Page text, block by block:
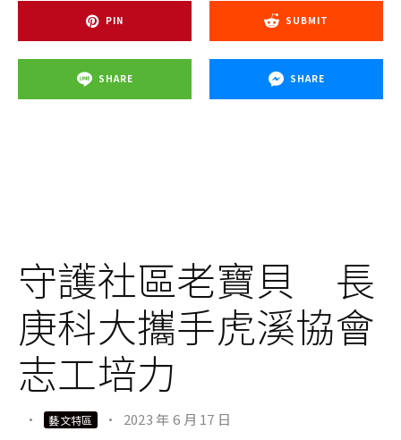
PIN SUBMIT
SHARE SHARE
守護社區老寶貝 長
庚科大攜手虎溪協會
志工培力
· 藝文特區 · 2023 年 6 月 17 日